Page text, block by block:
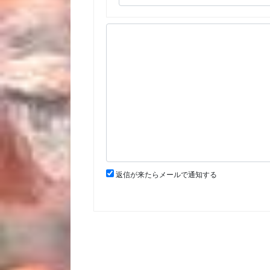
返信が来たらメールで通知する